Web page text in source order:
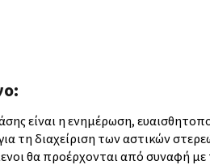
είναι η ενημέρωση,
τη διαχείριση των αστικών
θα προέρχονται από συναφή